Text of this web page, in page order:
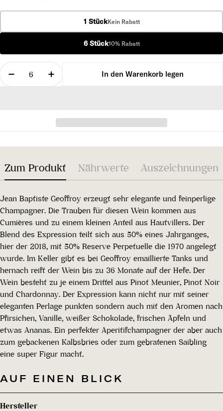
1 StückKein Rabatt
6 Stück10% Rabatt
Menge
Menge für Champagne Expression 1er Cru Brut
Menge für Champagne Expression 1er
In den Warenkorb legen
Zum Produkt Nährwerte Auszeichnungen
Jean Baptiste Geoffroy erzeugt sehr elegante und feinperlige
Champagner. Die Trauben für diesen Wein kommen aus
Cumières und zu einem kleinen Anteil aus Hautvillers. Der
Blend des Expression teilt sich aus 50% eines Jahrganges,
hier der 2018, mit 50% Reserve Perpetuelle die 1970 angelegt
wurde. Im Keller gibt es bei Geoffroy emaillierte Tanks und
hernach reift der Wein bis zu 36 Monate auf der Hefe. Der
Wein besteht zu je einem Drittel aus Pinot Meunier, Pinot Noir
und Chardonnay. Der Expression kann nicht nur mit seiner
eleganten Perlage punkten sondern auch mit den Aromen nach
Pfirsichen, Vanille, weißer Schokolade, frischen Äpfeln und
etwas Ananas. Ein perfekter Aperitifchampagner der aber auch
zum gebackenen Kalbsbries oder zum gebratenen Saibling
eine super Figur macht.
AUF EINEN BLICK
Hersteller